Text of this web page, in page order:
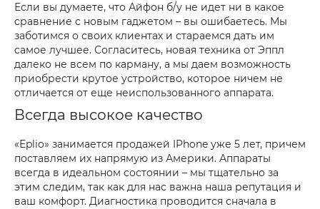
Если вы думаете, что Айфон б/у не идет ни в какое
сравнение с новым гаджетом – вы ошибаетесь. Мы
заботимся о своих клиентах и стараемся дать им
самое лучшее. Согласитесь, новая техника от Эппл
далеко не всем по карману, а мы даем возможность
приобрести крутое устройство, которое ничем не
отличается от еще неиспользованного аппарата.
Всегда высокое качество
«Eplio» занимается продажей IPhone уже 5 лет, причем
поставляем их напрямую из Америки. Аппараты
всегда в идеальном состоянии – мы тщательно за
этим следим, так как для нас важна наша репутация и
ваш комфорт. Диагностика проводится сначала в